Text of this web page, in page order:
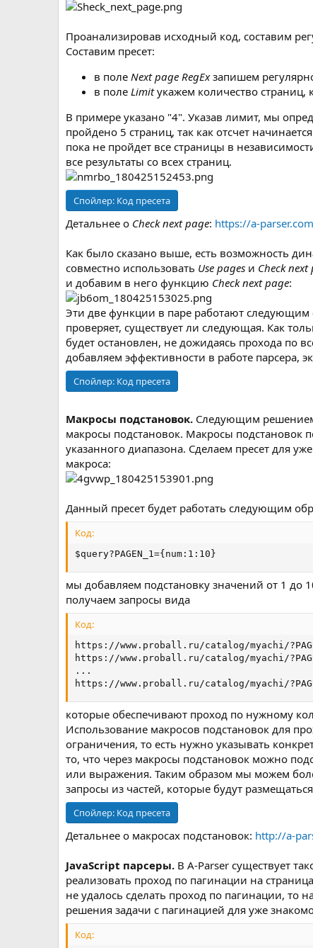
Проанализировав исходный код, составим
Составим пресет:
в поле Next page RegExзапишем
в поле Limitукажем количество страниц,
В примере указано "4". Указав лимит, мы
пройдено 5 страниц, так как отсчет
пока не пройдет все страницы в
все результаты со всех страниц.
Спойлер: Код пресета
Детальнее о Check next page: https://a-
Как было сказано выше, есть возможность
совместно использовать Use pages и Сheck next
и добавим в него функцию Сheck next page:
Эти две функции в паре работают следующим
проверяет, существует ли следующая. Как
будет остановлен, не дожидаясь прохода по
добавляем эффективности в работе парсера,
Спойлер: Код пресета
Макросы подстановок. Следующим
макросы подстановок. Макросы подстановок
указанного диапазона. Сделаем пресет для
макроса:
Данный пресет будет работать следующим
Код:
$query?PAGEN_1={num:1:10}
мы добавляем подстановку значений от 1 до
получаем запросы вида
Код:
https://www.proball.ru/catalog/myachi/
https://www.proball.ru/catalog/myachi/
...
https://www.proball.ru/catalog/myachi/
которые обеспечивают проход по нужному
Использование макросов подстановок для
ограничения, то есть нужно указывать
то, что через макросы подстановок можно
или выражения. Таким образом мы можем
запросы из частей, которые будут
Спойлер: Код пресета
Детальнее о макросах подстановок: http://a-
JavaScript парсеры. В A-Parser существует
реализовать проход по пагинации на
не удалось сделать проход по пагинации,
решения задачи с пагинацией для уже
Код: